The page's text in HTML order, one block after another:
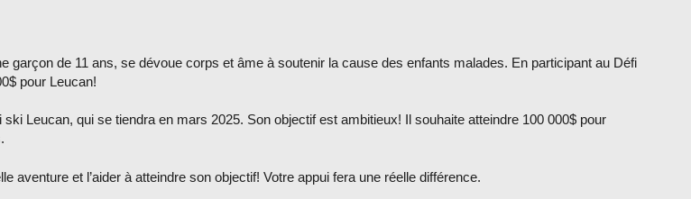
de 11 ans, se dévoue corps et âme à soutenir la cause des enfants malades. En participant au Défi
pour Leucan!
Leucan, qui se tiendra en mars 2025. Son objectif est ambitieux! Il souhaite atteindre 100 000$ pour
et l’aider à atteindre son objectif! Votre appui fera une réelle différence.